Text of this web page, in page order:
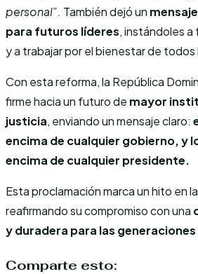
personal”. También dejó un
para futuros líderes, instándoles
y a trabajar por el bienestar de todos
Con esta reforma, la República
firme hacia un futuro de mayor
justicia, enviando un mensaje claro:
encima de cualquier gobierno, y
encima de cualquier presidente.
Esta proclamación marca un hito en
reafirmando su compromiso con una
y duradera para las
Comparte esto: